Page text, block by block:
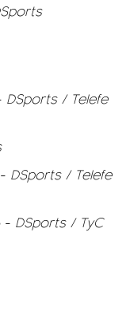
DSports / Telefe
DSports / Telefe
- DSports / TyC